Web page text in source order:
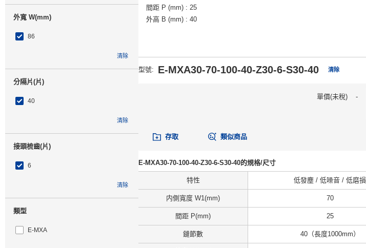
外寬 W(mm)
86
清除
分隔片(片)
40
清除
接頭梳齒(片)
6
清除
類型
E-MXA
間距 P (mm)
25
外高 B (mm)
40
型號: E-MXA30-70-100-40-Z30-6-S30-40 清除
單價(未稅) -
存取 類似商品
E-MXA30-70-100-40-Z30-6-S30-40的規格/尺寸
特性 低發塵 / 低噪音 / 低磨損
内側寬度 W1(mm) 70
間距 P(mm) 25
鏈節數 40（長度1000mm）